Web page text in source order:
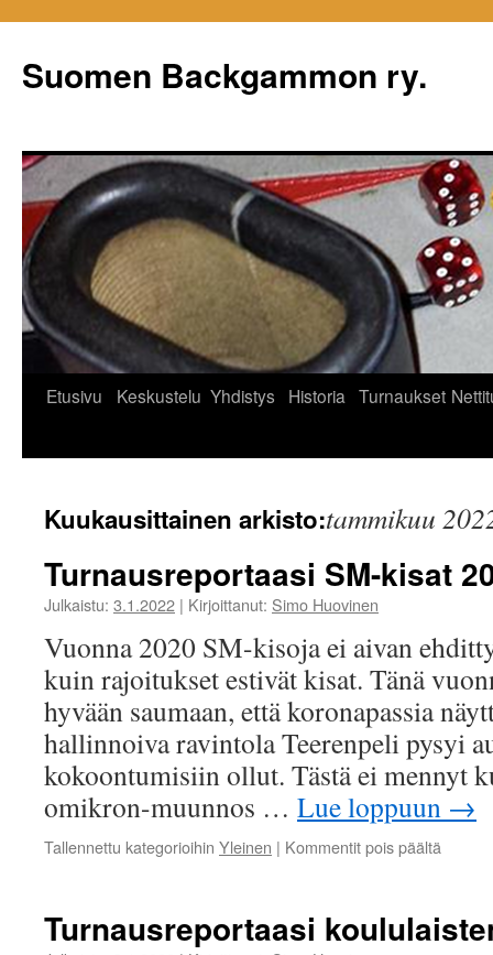
Suomen Backgammon ry.
Etusivu Keskustelu Yhdistys Historia Turnaukset
Kuukausittainen arkisto:tammikuu
Turnausreportaasi SM-kisat
Julkaistu: 3.1.2022 | Kirjoittanut: Simo Huovinen
Vuonna 2020 SM-kisoja ei aivan
kuin rajoitukset estivät kisat. Tänä
hyvään saumaan, että koronapassia
hallinnoiva ravintola Teerenpeli pysyi
kokoontumisiin ollut. Tästä ei mennyt
omikron-muunnos … Lue loppuun →
Tallennettu kategorioihin Yleinen | Kommentit pois päältä
2021
Turnausreportaasi